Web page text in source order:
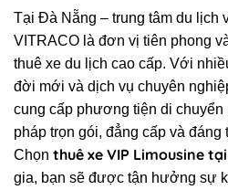
Tại Đà Nẵng – trung tâm du lịch
VITRACO là đơn vị tiên phong
thuê xe du lịch cao cấp. Với
đời mới và dịch vụ chuyên
cung cấp phương tiện di chuyển
pháp trọn gói, đẳng cấp và đáng
Chọn thuê xe VIP Limousine
gia, bạn sẽ được tận hưởng sự